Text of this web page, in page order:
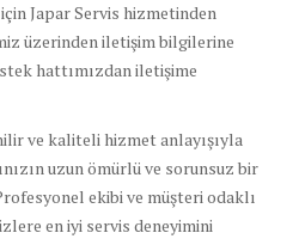
Japar Servis hizmetinden
üzerinden iletişim bilgilerine
hattımızdan iletişime
ve kaliteli hizmet anlayışıyla
uzun ömürlü ve sorunsuz bir
ekibi ve müşteri odaklı
en iyi servis deneyimini